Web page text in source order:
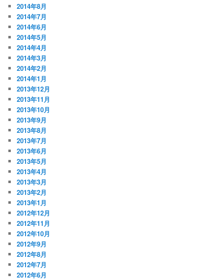
2014年8月
2014年7月
2014年6月
2014年5月
2014年4月
2014年3月
2014年2月
2014年1月
2013年12月
2013年11月
2013年10月
2013年9月
2013年8月
2013年7月
2013年6月
2013年5月
2013年4月
2013年3月
2013年2月
2013年1月
2012年12月
2012年11月
2012年10月
2012年9月
2012年8月
2012年7月
2012年6月